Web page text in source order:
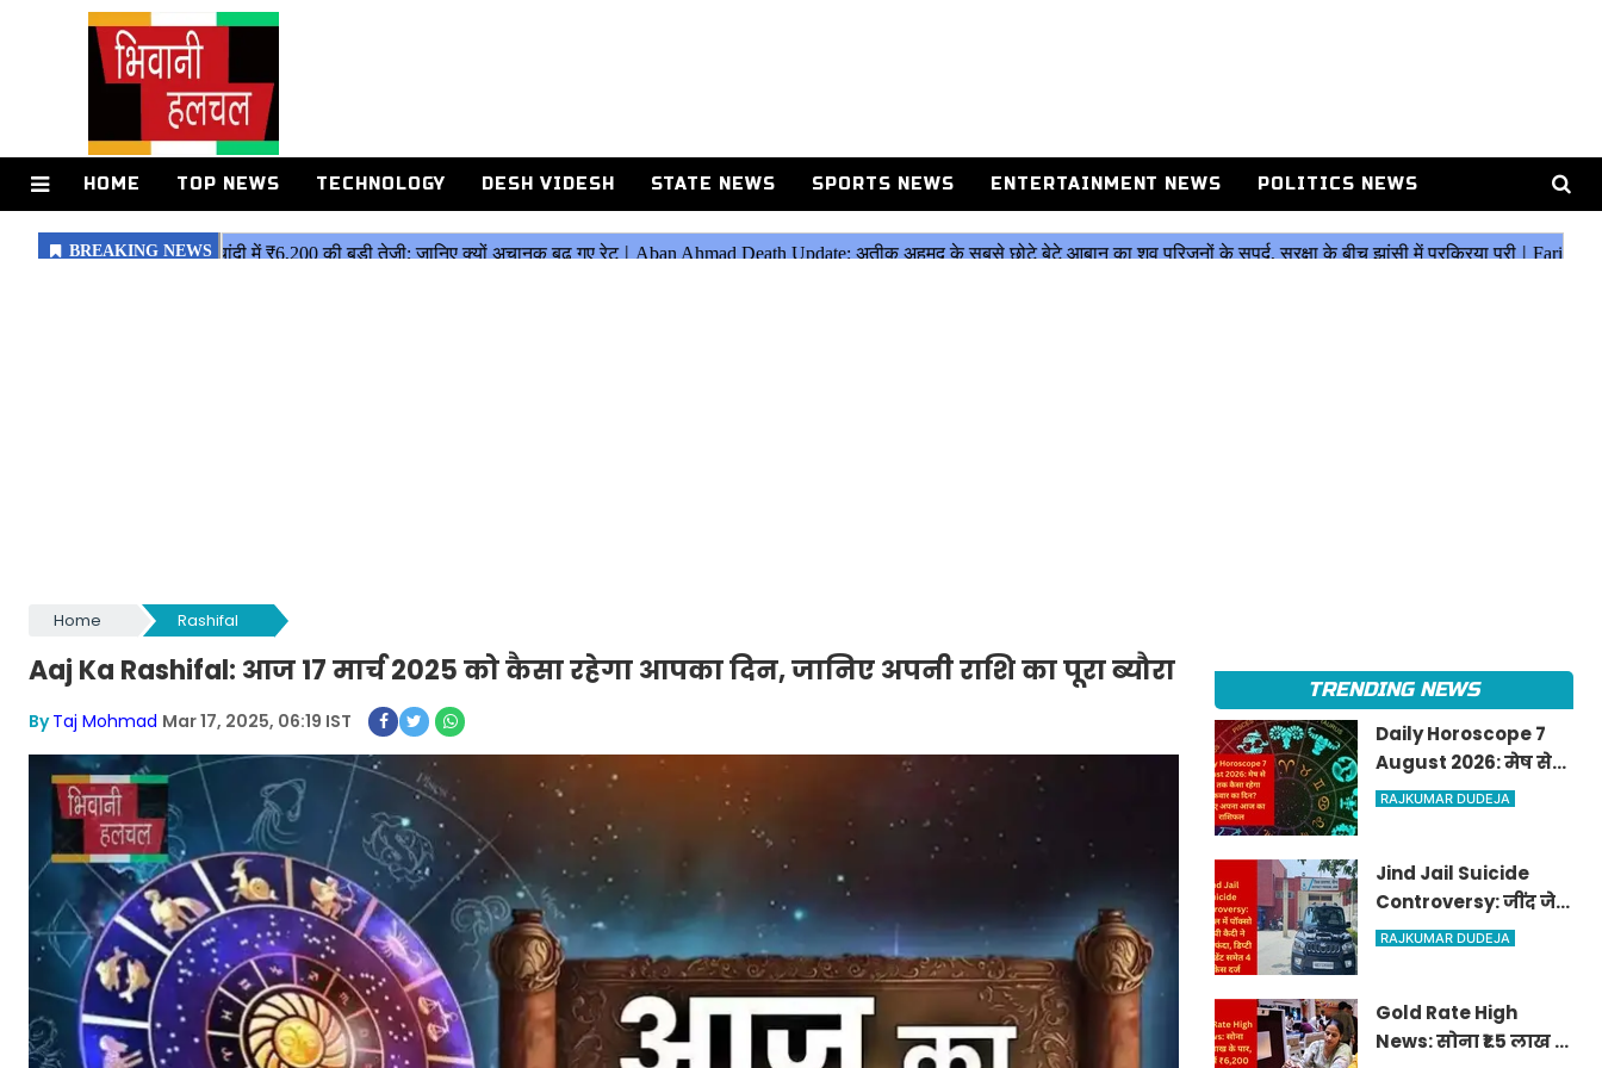
HOME TOP NEWS TECHNOLOGY DESH VIDESH STATE NEWS SPORTS NEWS ENTERTAINMENT NEWS POLITICS NEWS
Home Rashifal
Aaj Ka Rashifal: आज 17 मार्च 2025 को कैसा रहेगा आपका दिन, जानिए अपनी राशि का पूरा ब्यौरा
ByTaj Mohmad Mar 17, 2025, 06:19 IST
TRENDING NEWS
Daily Horoscope 7
August 2026: मेष से
मीन तक कैसा रहेगा
RAJKUMAR DUDEJA
Jind Jail Suicide
Controversy: जींद जेल
में पॉक्सो आरोपी कैदी ने
केस दर्ज
RAJKUMAR DUDEJA
Gold Rate High
News: सोना ₹1.5 लाख के